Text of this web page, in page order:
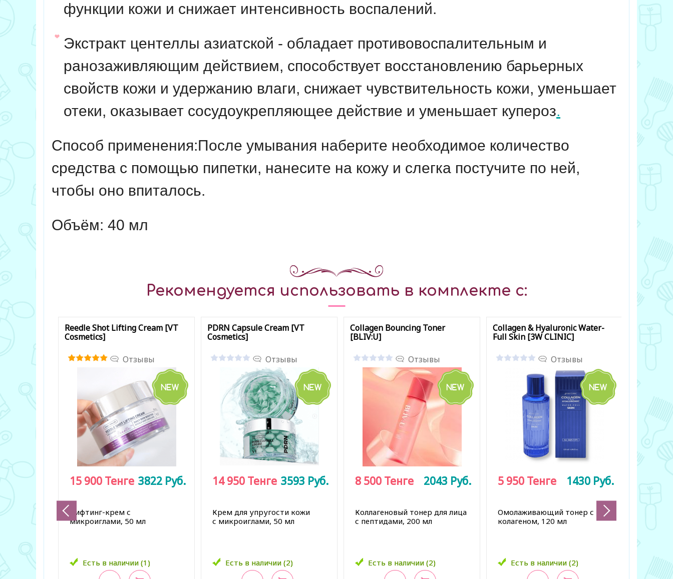
функции кожи и снижает интенсивность воспалений.
Экстракт центеллы азиатской - обладает противовоспалительным и
ранозаживляющим действием, способствует восстановлению барьерных
свойств кожи и удержанию влаги, снижает чувствительность кожи, уменьшает
отеки, оказывает сосудоукрепляющее действие и уменьшает купероз.
Способ применения:После умывания наберите необходимое количество
средства с помощью пипетки, нанесите на кожу и слегка постучите по ней,
чтобы оно впиталось.
Объём: 40 мл
Рекомендуется использовать в комплекте с:
Reedle Shot Lifting Cream [VT
Cosmetics]
Отзывы
Лифтинг-крем с
микроиглами, 50 мл
Есть в наличии (1)
15 900 Тенге 3822 Руб.
Есть в наличии (1)
15 900 Тенге 3822 Руб.
PDRN Capsule Cream [VT
Cosmetics]
Отзывы
Крем для упругости кожи
с микроиглами, 50 мл
Есть в наличии (2)
14 950 Тенге 3593 Руб.
Есть в наличии (2)
14 950 Тенге 3593 Руб.
Collagen Bouncing Toner
[BLIV:U]
Отзывы
Коллагеновый тонер для лица
с пептидами, 200 мл
Есть в наличии (2)
8 500 Тенге 2043 Руб.
Есть в наличии (2)
8 500 Тенге 2043 Руб.
Collagen & Hyaluronic Water-
Full Skin [3W CLINIC]
Отзывы
Омолаживающий тонер с
колагеном, 120 мл
Есть в наличии (2)
5 950 Тенге 1430 Руб.
Есть в наличии (2)
5 950 Тенге 1430 Руб.